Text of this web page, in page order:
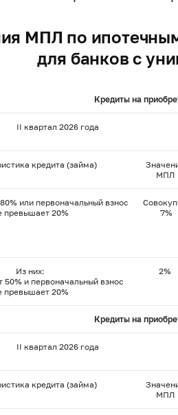
МПЛ по
для банков с
Кредиты на
II квартал 2026 года
кредита (займа)
МПЛ
или первоначальный взнос
превышает 20%
7%
Из них:
и первоначальный взнос
превышает 20%
2%
Кредиты на
II квартал 2026 года
кредита (займа)
МПЛ